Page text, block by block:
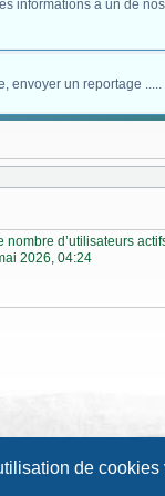
de
informations à un de
envoyer un reportage .....
d’utilisateurs
2026, 04:24